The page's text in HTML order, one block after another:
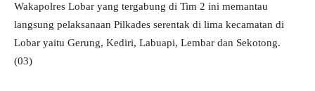
Wakapolres Lobar yang tergabung di Tim 2 ini memantau
langsung pelaksanaan Pilkades serentak di lima kecamatan di
Lobar yaitu Gerung, Kediri, Labuapi, Lembar dan Sekotong.
(03)